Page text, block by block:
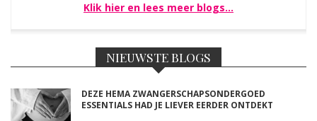
Klik hier en lees meer blogs…
NIEUWSTE BLOGS
DEZE HEMA ZWANGERSCHAPSONDERGOED
ESSENTIALS HAD JE LIEVER EERDER ONTDEKT